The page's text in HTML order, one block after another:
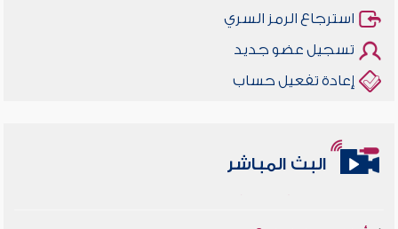
استرجاع الرمز السري
تسجيل عضو جديد
إعادة تفعيل حساب
البث المباشر
أخلاقنا أصالة ومعاصرة